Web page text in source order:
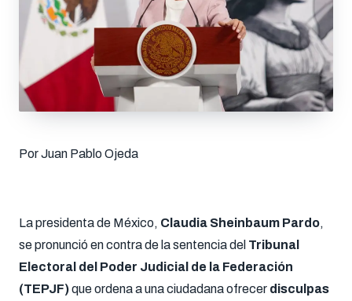
Por Juan Pablo Ojeda
La presidenta de México, Claudia Sheinbaum Pardo,
se pronunció en contra de la sentencia del Tribunal
Electoral del Poder Judicial de la Federación
(TEPJF)que ordena a una ciudadana ofrecer disculpas